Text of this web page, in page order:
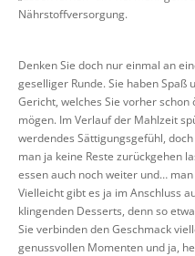
Nährstoffversorgung.
Denken Sie doch nur einmal an
geselliger Runde. Sie haben Spaß
Gericht, welches Sie vorher
mögen. Im Verlauf der Mahlzeit
werdendes Sättigungsgefühl,
man ja keine Reste zurückgehen
essen auch noch weiter und…
Vielleicht gibt es ja im Anschluss
klingenden Desserts, denn so
Sie verbinden den Geschmack
genussvollen Momenten und ja,